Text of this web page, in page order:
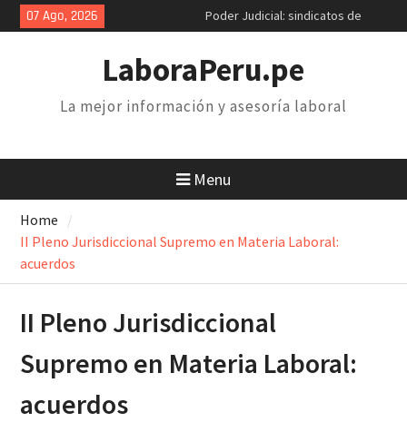
Skip
to
07 Ago, 2026
Poder Judicial: sindicatos de
trabajadores anuncian paro y
Retiro 25% AFP: el descuento
inconstitucional de 2 mil soles y
la necesidad de derogarlo
LaboraPeru.pe
La mejor información y asesoría laboral
Menu
Home
II Pleno Jurisdiccional Supremo en Materia Laboral:
acuerdos
II Pleno Jurisdiccional
Supremo en Materia Laboral:
acuerdos